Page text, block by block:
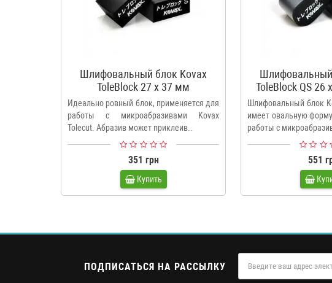
Шлифовальный блок Kovax
ToleBlock 27 х 37 мм
Идеально ровный блок, применяется для
работы с микроабразивами Kovax
Tolecut. Абразив может приклеив..
351 грн
Купить
ToleBlock QS 26
Шлифовальный блок
имеет овальную
работы с
551
ПОДПИСАТЬСЯ НА РАССЫЛКУ